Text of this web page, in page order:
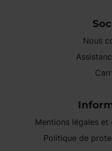
Nous
Mentions légales
Politique de